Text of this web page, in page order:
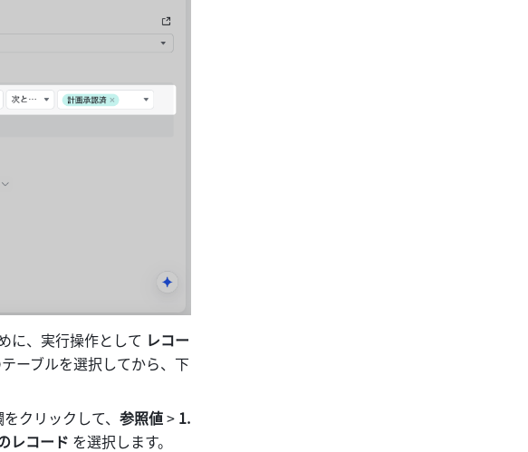
に、実行操作として レコー
ーブルを選択してから、下
クリックして、 参照値 > 1.
レコード を選択します。